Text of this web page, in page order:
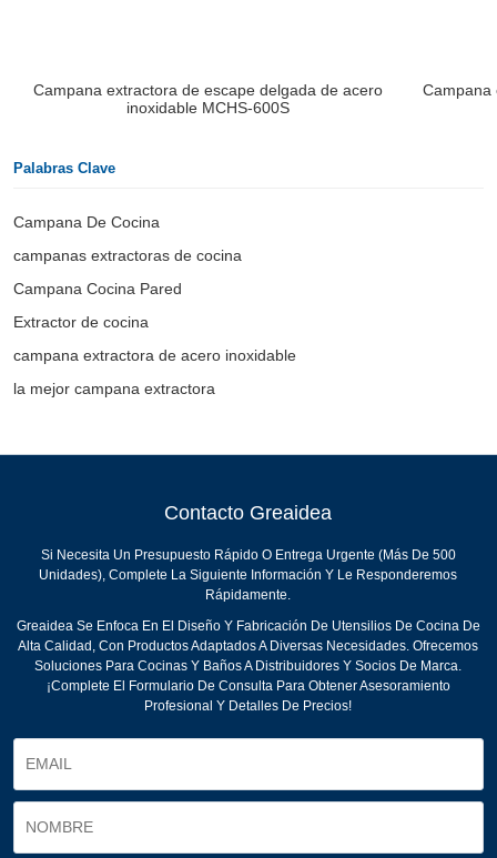
Campana extractora de escape delgada de acero
inoxidable MCHS-600S
Campana
Palabras Clave
Campana De Cocina
campanas extractoras de cocina
Campana Cocina Pared
Extractor de cocina
campana extractora de acero inoxidable
la mejor campana extractora
Contacto Greaidea
Si Necesita Un Presupuesto Rápido O Entrega Urgente (más De 500
Unidades), Complete La Siguiente Información Y Le Responderemos
Rápidamente.
Greaidea Se Enfoca En El Diseño Y Fabricación De Utensilios De Cocina De
Alta Calidad, Con Productos Adaptados A Diversas Necesidades. Ofrecemos
Soluciones Para Cocinas Y Baños A Distribuidores Y Socios De Marca.
¡Complete El Formulario De Consulta Para Obtener Asesoramiento
Profesional Y Detalles De Precios!